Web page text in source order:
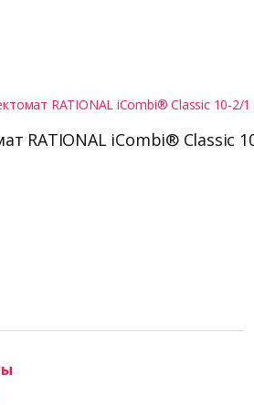
RATIONAL iCombi® Classic